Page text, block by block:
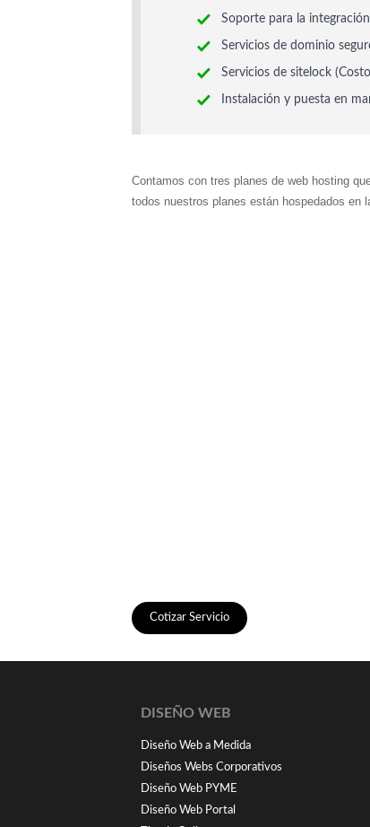
Soporte para la
Servicios de dominio
Servicios de sitelock
Instalación y puesta en
Contamos con tres planes de web hosting
todos nuestros planes están hospedados en
Cotizar Servicio
DISEÑO WEB
Diseño Web a Medida
Diseños Webs Corporativos
Diseño Web PYME
Diseño Web Portal